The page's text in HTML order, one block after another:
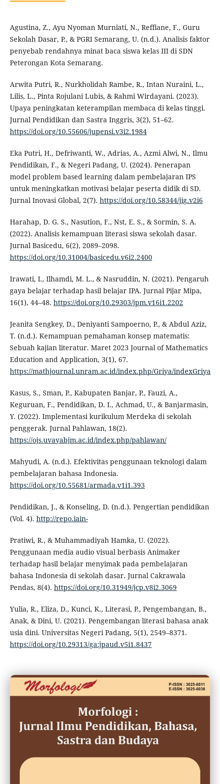
Agustina, Z., Ayu Nyoman Murniati, N., Reffiane, F., Guru
Sekolah Dasar, P., & PGRI Semarang, U. (n.d.). Analisis faktor
penyebab rendahnya minat baca siswa kelas III di SDN
Peterongan Kota Semarang.
Arwita Putri, R., Nurkholidah Rambe, R., Intan Nuraini, L.,
Lilis, L., Pinta Rojulani Lubis, & Rahmi Wirdayani. (2023).
Upaya peningkatan keterampilan membaca di kelas tinggi.
Jurnal Pendidikan dan Sastra Inggris, 3(2), 51–62.
https://doi.org/10.55606/jupensi.v3i2.1984
Eka Putri, H., Defriwanti, W., Adrias, A., Azmi Alwi, N., Ilmu
Pendidikan, F., & Negeri Padang, U. (2024). Penerapan
model problem based learning dalam pembelajaran IPS
untuk meningkatkan motivasi belajar peserta didik di SD.
Jurnal Inovasi Global, 2(7). https://doi.org/10.58344/jig.v2i6
Harahap, D. G. S., Nasution, F., Nst, E. S., & Sormin, S. A.
(2022). Analisis kemampuan literasi siswa sekolah dasar.
Jurnal Basicedu, 6(2), 2089–2098.
https://doi.org/10.31004/basicedu.v6i2.2400
Irawati, I., Ilhamdi, M. L., & Nasruddin, N. (2021). Pengaruh
gaya belajar terhadap hasil belajar IPA. Jurnal Pijar Mipa,
16(1), 44–48. https://doi.org/10.29303/jpm.v16i1.2202
Jeanita Sengkey, D., Deniyanti Sampoerno, P., & Abdul Aziz,
T. (n.d.). Kemampuan pemahaman konsep matematis:
Sebuah kajian literatur. Maret 2023 Journal of Mathematics
Education and Application, 3(1), 67.
https://mathjournal.unram.ac.id/index.php/Griya/indexGriya
Kasus, S., Sman, P., Kabupaten Banjar, P., Fauzi, A.,
Keguruan, F., Pendidikan, D. I., Achmad, U., & Banjarmasin,
Y. (2022). Implementasi kurikulum Merdeka di sekolah
penggerak. Jurnal Pahlawan, 18(2).
https://ojs.uvayabjm.ac.id/index.php/pahlawan/
Mahyudi, A. (n.d.). Efektivitas penggunaan teknologi dalam
pembelajaran bahasa Indonesia.
https://doi.org/10.55681/armada.v1i1.393
Pendidikan, J., & Konseling, D. (n.d.). Pengertian pendidikan
(Vol. 4). http://repo.iain-
Pratiwi, R., & Muhammadiyah Hamka, U. (2022).
Penggunaan media audio visual berbasis Animaker
terhadap hasil belajar menyimak pada pembelajaran
bahasa Indonesia di sekolah dasar. Jurnal Cakrawala
Pendas, 8(4). https://doi.org/10.31949/jcp.v8i2.3069
Yulia, R., Eliza, D., Kunci, K., Literasi, P., Pengembangan, B.,
Anak, & Dini, U. (2021). Pengembangan literasi bahasa anak
usia dini. Universitas Negeri Padang, 5(1), 2549–8371.
https://doi.org/10.29313/ga:jpaud.v5i1.8437